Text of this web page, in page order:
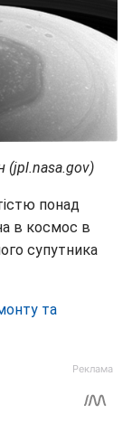
(jpl.nasa.gov)
понад
в космос в
супутника
та